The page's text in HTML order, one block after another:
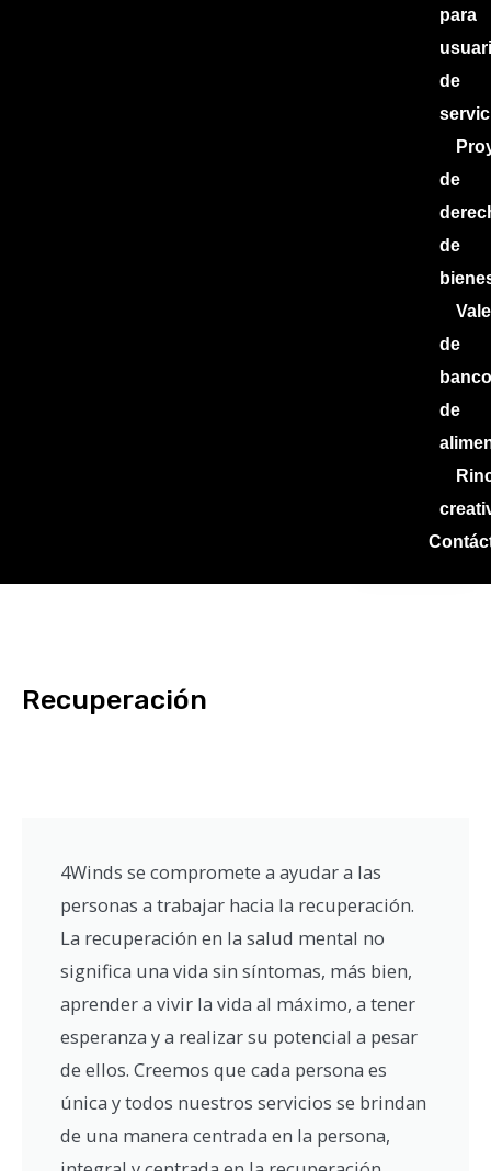
para
de
de
de
de
banco
de
Recuperación
4Winds se compromete a ayudar a las
personas a trabajar hacia la recuperación.
La recuperación en la salud mental no
significa una vida sin síntomas, más bien,
aprender a vivir la vida al máximo, a tener
esperanza y a realizar su potencial a pesar
de ellos. Creemos que cada persona es
única y todos nuestros servicios se brindan
de una manera centrada en la persona,